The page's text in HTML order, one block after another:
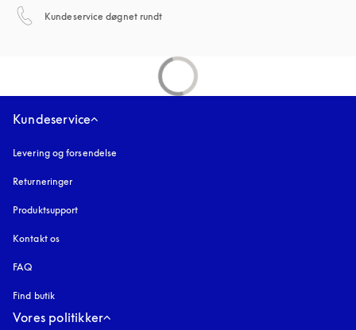
Kundeservice døgnet rundt
Kundeservice
Levering og forsendelse
Returneringer
Produktsupport
Kontakt os
FAQ
Find butik
Vores politikker